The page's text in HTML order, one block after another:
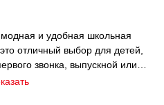
и удобная школьная
отличный выбор для детей,
звонка, выпускной или
школы. Школьная форма для